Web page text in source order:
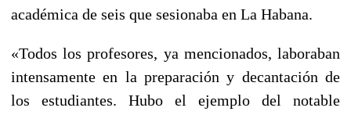
académica de seis que sesionaba en La Habana.
«Todos los profesores, ya mencionados, laboraban
intensamente en la preparación y decantación de
los estudiantes. Hubo el ejemplo del notable